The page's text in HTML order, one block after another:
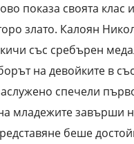
показа своята
злато. Калоян
със сребърен
на девойките в
спечели
младежите завърши
беше